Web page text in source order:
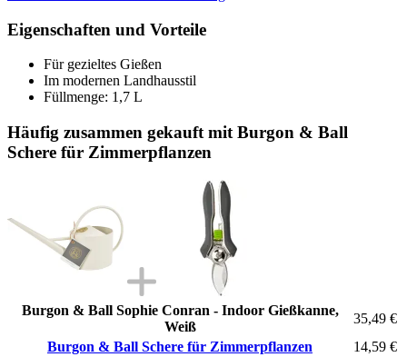
Eigenschaften und Vorteile
Für gezieltes Gießen
Im modernen Landhausstil
Füllmenge: 1,7 L
Häufig zusammen gekauft mit Burgon & Ball
Schere für Zimmerpflanzen
Burgon & Ball Sophie Conran - Indoor Gießkanne,
Weiß
35,49 €
Burgon & Ball Schere für Zimmerpflanzen
14,59 €